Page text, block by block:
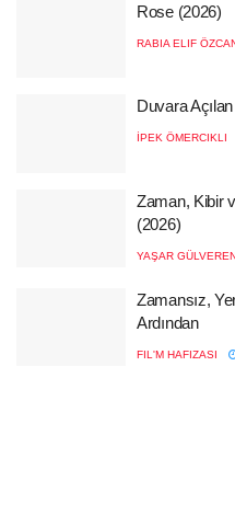
Rose (2026)
RABIA ELIF
Duvara
İPEK ÖMERCIKLI
Zaman, Kibir
(2026)
YAŞAR
Zamansız,
Ardından
FIL'M HAFIZASI